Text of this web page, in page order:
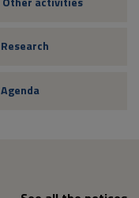
Research
Agenda